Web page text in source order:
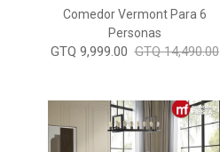
Comedor Vermont Para 6
Personas
GTQ 9,999.00 GTQ 14,490.00